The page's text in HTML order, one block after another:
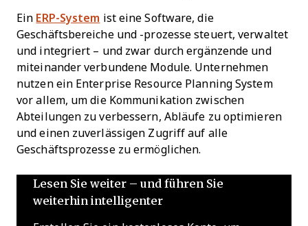
Ein ERP-System ist eine Software, die
Geschäftsbereiche und -prozesse steuert, verwaltet
und integriert – und zwar durch ergänzende und
miteinander verbundene Module. Unternehmen
nutzen ein Enterprise Resource Planning System
vor allem, um die Kommunikation zwischen
Abteilungen zu verbessern, Abläufe zu optimieren
und einen zuverlässigen Zugriff auf alle
Geschäftsprozesse zu ermöglichen.
Lesen Sie weiter – und führen Sie
weiterhin intelligenter